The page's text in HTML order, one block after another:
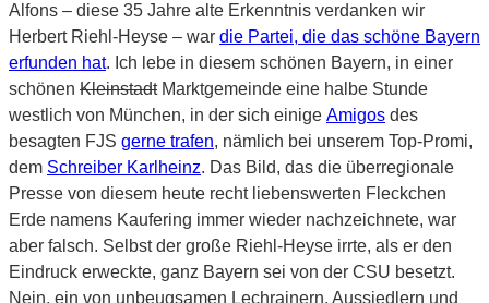
Alfons – diese 35 Jahre alte Erkenntnis verdanken wir
Herbert Riehl-Heyse – war die Partei, die das schöne Bayern
erfunden hat. Ich lebe in diesem schönen Bayern, in einer
schönen KleinstadtMarktgemeinde eine halbe Stunde
westlich von München, in der sich einige Amigos des
besagten FJS gerne trafen, nämlich bei unserem Top-Promi,
dem Schreiber Karlheinz. Das Bild, das die überregionale
Presse von diesem heute recht liebenswerten Fleckchen
Erde namens Kaufering immer wieder nachzeichnete, war
aber falsch. Selbst der große Riehl-Heyse irrte, als er den
Eindruck erweckte, ganz Bayern sei von der CSU besetzt.
Nein, ein von unbeugsamen Lechrainern, Aussiedlern und